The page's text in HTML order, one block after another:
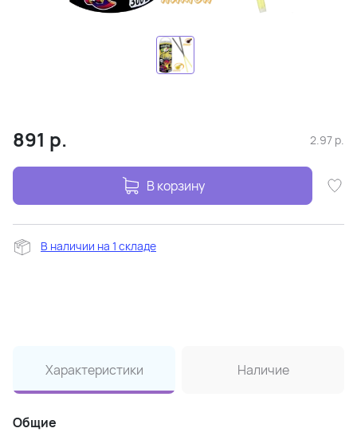
891 р. 2.97 р.
В корзину
В наличии на 1 складе
Характеристики Наличие
Общие